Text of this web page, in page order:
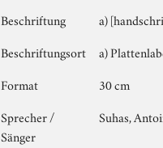
Beschriftung
a)
Beschriftungsort
a)
Format
30 cm
Sprecher /
Sänger
Suhas,